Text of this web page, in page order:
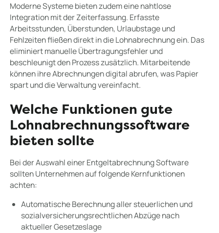
Moderne Systeme bieten zudem eine nahtlose
Integration mit der Zeiterfassung. Erfasste
Arbeitsstunden, Überstunden, Urlaubstage und
Fehlzeiten fließen direkt in die Lohnabrechnung ein. Das
eliminiert manuelle Übertragungsfehler und
beschleunigt den Prozess zusätzlich. Mitarbeitende
können ihre Abrechnungen digital abrufen, was Papier
spart und die Verwaltung vereinfacht.
Welche Funktionen gute
Lohnabrechnungssoftware
bieten sollte
Bei der Auswahl einer Entgeltabrechnung Software
sollten Unternehmen auf folgende Kernfunktionen
achten:
Automatische Berechnung aller steuerlichen und
sozialversicherungsrechtlichen Abzüge nach
aktueller Gesetzeslage